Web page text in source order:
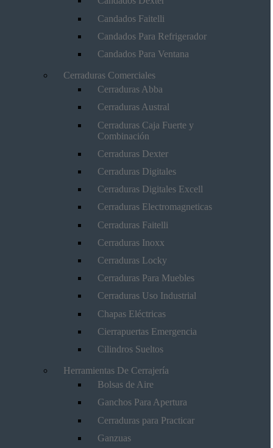
Candados Faitelli
Candados Para Refrigerador
Candados Para Ventana
Cerraduras Comerciales
Cerraduras Abba
Cerraduras Austral
Cerraduras Caja Fuerte y
Combinación
Cerraduras Dexter
Cerraduras Digitales
Cerraduras Digitales Excell
Cerraduras Electromagneticas
Cerraduras Faitelli
Cerraduras Inoxx
Cerraduras Locky
Cerraduras Para Muebles
Cerraduras Uso Industrial
Chapas Eléctricas
Cierrapuertas Emergencia
Cilindros Sueltos
Herramientas De Cerrajería
Bolsas de Aire
Ganchos Para Apertura
Cerraduras para Practicar
Ganzuas